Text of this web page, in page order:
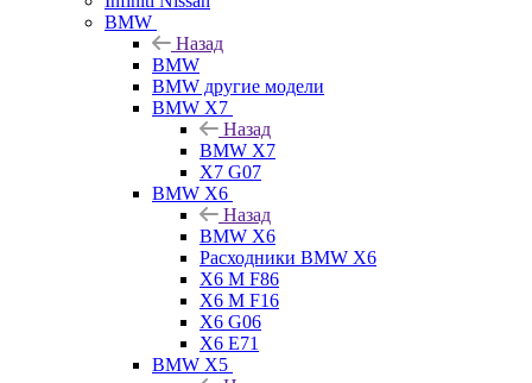
BMW
Назад
BMW
BMW другие модели
BMW X7
Назад
BMW X7
X7 G07
BMW X6
Назад
BMW X6
Расходники BMW X6
X6 M F86
X6 M F16
X6 G06
X6 E71
BMW X5